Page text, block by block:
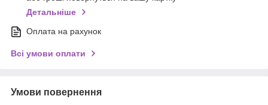
Детальніше
Оплата на рахунок
Всі умови оплати
Умови повернення